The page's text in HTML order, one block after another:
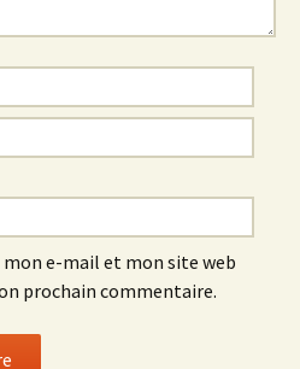
e-mail et mon site web
prochain commentaire.